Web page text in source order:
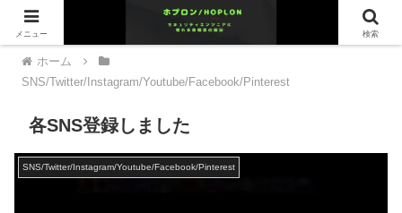
ホーム
SNS/Twitter/Instagram/Youtube/Facebook/Pinterest
各SNS登録しました
SNS/Twitter/Instagram/Youtube/Facebook/Pinterest
メニュー 検索